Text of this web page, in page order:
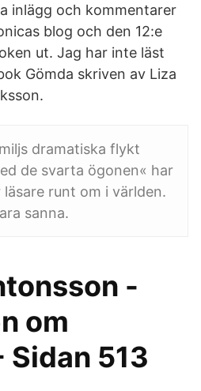
inlägg och kommentarer
blog och den 12:e
ut. Jag har inte läst
Gömda skriven av Liza
dramatiska flykt
de svarta ögonen« har
runt om i världen.
sanna.
-
om
Sidan 513